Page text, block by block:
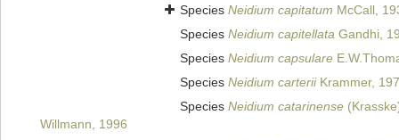
Species Neidium capitatum McCall,
Species Neidium capitellata Gandhi,
Species Neidium capsulare
Species Neidium carteriiKrammer,
Species Neidium catarinense
Willmann, 1996